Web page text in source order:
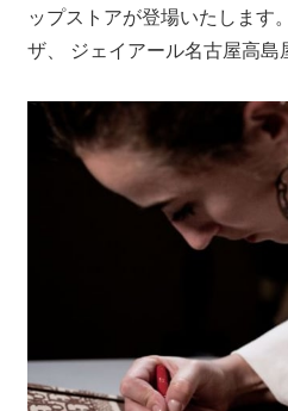
ップストアが登場いたします
ザ、 ジェイアール名古屋高島